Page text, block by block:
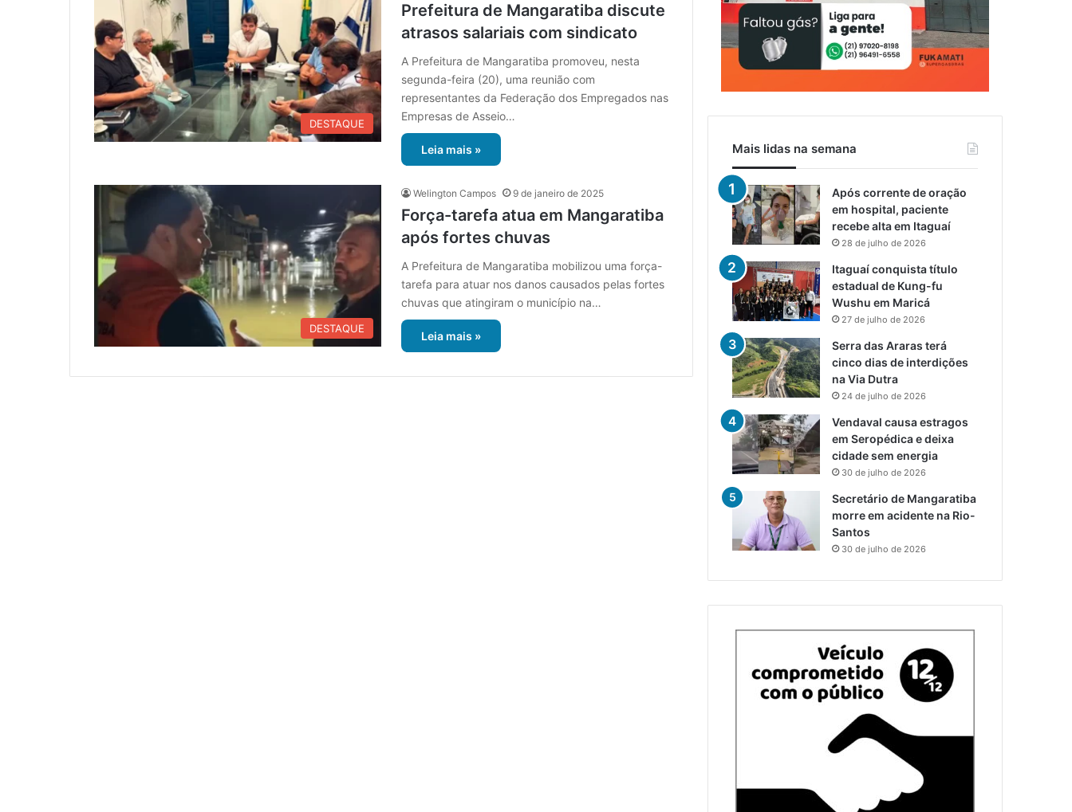
DESTAQUE
Prefeitura de Mangaratiba discute
atrasos salariais com sindicato
A Prefeitura de Mangaratiba promoveu, nesta
segunda-feira (20), uma reunião com
representantes da Federação dos Empregados nas
Empresas de Asseio…
Leia mais »
DESTAQUE
Welington Campos 9 de janeiro de 2025
Força-tarefa atua em Mangaratiba
após fortes chuvas
A Prefeitura de Mangaratiba mobilizou uma força-
tarefa para atuar nos danos causados ​​pelas fortes
chuvas que atingiram o município na…
Leia mais »
Mais lidas na semana
Após corrente de oração
em hospital, paciente
recebe alta em Itaguaí
28 de julho de 2026
Itaguaí conquista título
estadual de Kung-fu
Wushu em Maricá
27 de julho de 2026
Serra das Araras terá
cinco dias de interdições
na Via Dutra
24 de julho de 2026
Vendaval causa estragos
em Seropédica e deixa
cidade sem energia
30 de julho de 2026
Secretário de Mangaratiba
morre em acidente na Rio-
Santos
30 de julho de 2026